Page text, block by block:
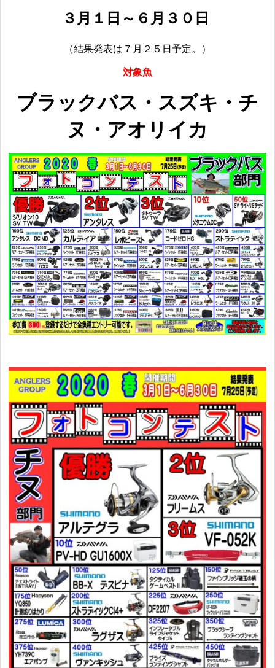
３月１日～６月３０日
（結果発表は７月２５日予定。）
対象魚
ブラックバス・スズキ・チ
ヌ・アオリイカ